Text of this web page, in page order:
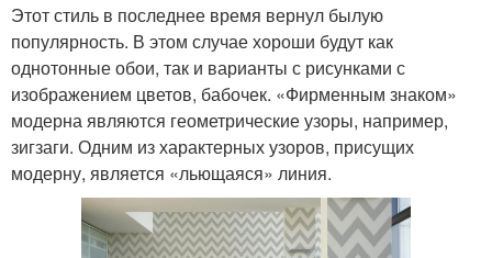
Этот стиль в последнее время вернул былую
популярность. В этом случае хороши будут как
однотонные обои, так и варианты с рисунками с
изображением цветов, бабочек. «Фирменным знаком»
модерна являются геометрические узоры, например,
зигзаги. Одним из характерных узоров, присущих
модерну, является «льющаяся» линия.